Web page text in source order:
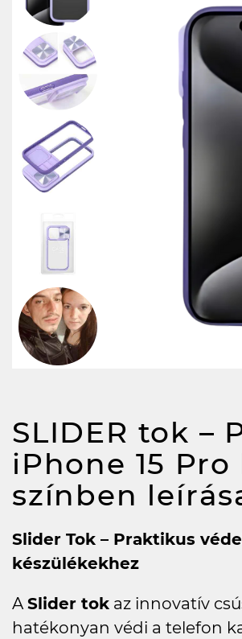
SLIDER tok –
iPhone 15
színben
Slider Tok – Praktikus
készülékekhez
ASlider tok az innovatív
hatékonyan védi a telefon